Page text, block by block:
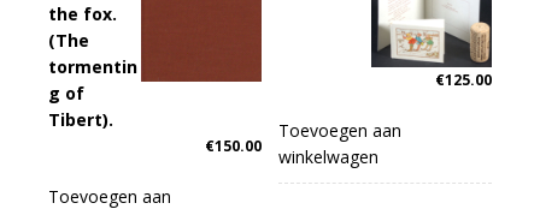
the fox.
(The
tormentin
g of
Tibert).
€150.00
Toevoegen aan
€125.00
Toevoegen aan
winkelwagen